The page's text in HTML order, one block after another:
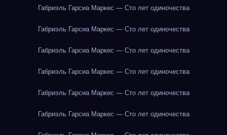
Габриэль Гарсиа Маркес — Сто лет одиночества
Габриэль Гарсиа Маркес — Сто лет одиночества
Габриэль Гарсиа Маркес — Сто лет одиночества
Габриэль Гарсиа Маркес — Сто лет одиночества
Габриэль Гарсиа Маркес — Сто лет одиночества
Габриэль Гарсиа Маркес — Сто лет одиночества